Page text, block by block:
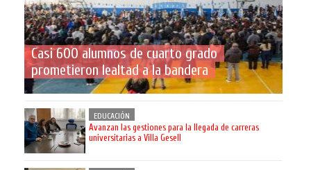
Casi 600 alumnos de cuarto grado
prometieron lealtad a la bandera
EDUCACIÓN
Avanzan las gestiones para la llegada de carreras
universitarias a Villa Gesell